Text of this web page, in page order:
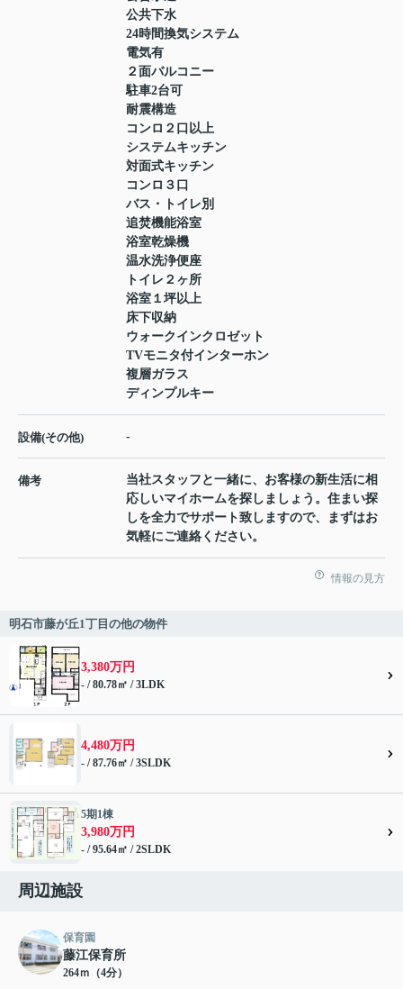
公共下水
24時間換気システム
電気有
２面バルコニー
駐車2台可
耐震構造
コンロ２口以上
システムキッチン
対面式キッチン
コンロ３口
バス・トイレ別
追焚機能浴室
浴室乾燥機
温水洗浄便座
トイレ２ヶ所
浴室１坪以上
床下収納
ウォークインクロゼット
TVモニタ付インターホン
複層ガラス
ディンプルキー
設備(その他) -
備考
当社スタッフと一緒に、お客様の新生活に相
応しいマイホームを探しましょう。住まい探
しを全力でサポート致しますので、まずはお
気軽にご連絡ください。
情報の見方
明石市藤が丘1丁目の他の物件
3,380万円
- / 80.78㎡ / 3LDK
4,480万円
- / 87.76㎡ / 3SLDK
5期1棟
3,980万円
- / 95.64㎡ / 2SLDK
周辺施設
保育園
藤江保育所
264ｍ（4分）